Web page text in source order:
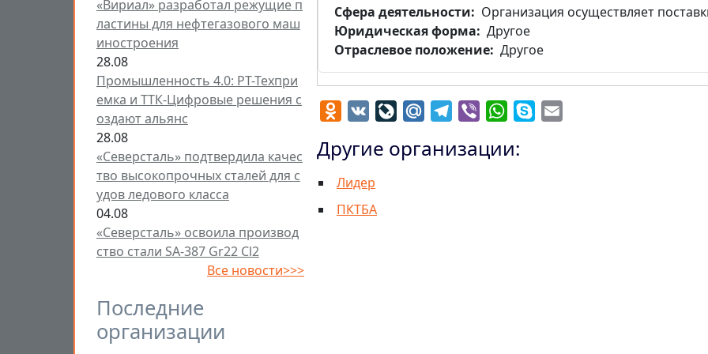
«Вириал» разработал режущие п
ластины для нефтегазового маш
иностроения
28.08
Промышленность 4.0: РТ-Техпри
емка и ТТК-Цифровые решения с
оздают альянс
28.08
«Северсталь» подтвердила качес
тво высокопрочных сталей для с
удов ледового класса
04.08
«Северсталь» освоила производ
ство стали SA-387 Gr22 Cl2
Все новости>>>
Последние
организации
Cфера деятельности
Организация осуществляет
Юридическая форма
Другое
Отраслевое положение Другое
Odnoklassniki
VK LiveJournal
Mail.RuTelegram
Viber WhatsApp
Skype
Другие организации:
Лидер
ПКТБА